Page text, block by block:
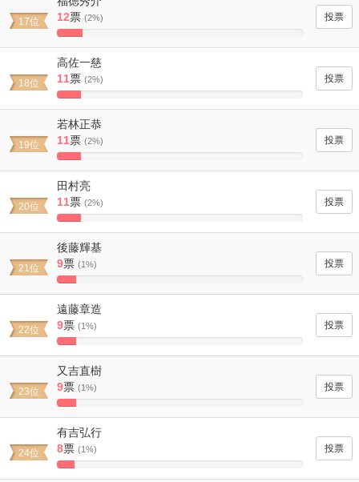
17位
12票 (2%)
10.526315789474%
18位
高佐一慈
11票 (2%)
9.6491228070175%
19位
若林正恭
11票 (2%)
9.6491228070175%
20位
田村亮
11票 (2%)
9.6491228070175%
21位
後藤輝基
9票 (1%)
7.8947368421053%
22位
遠藤章造
9票 (1%)
7.8947368421053%
23位
又吉直樹
9票 (1%)
7.8947368421053%
24位
有吉弘行
8票 (1%)
7.0175438596491%